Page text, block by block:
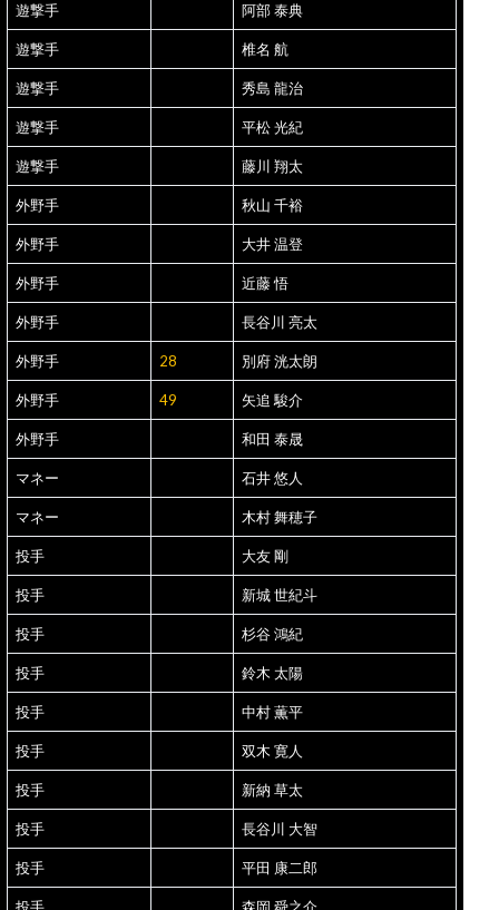
遊撃手 阿部 泰典
遊撃手 椎名 航
遊撃手 秀島 龍治
遊撃手 平松 光紀
遊撃手 藤川 翔太
外野手 秋山 千裕
外野手 大井 温登
外野手 近藤 悟
外野手 長谷川 亮太
外野手 28 別府 洸太朗
外野手 49 矢追 駿介
外野手 和田 泰晟
マネー 石井 悠人
マネー 木村 舞穂子
投手 大友 剛
投手 新城 世紀斗
投手 杉谷 鴻紀
投手 鈴木 太陽
投手 中村 薫平
投手 双木 寛人
投手 新納 草太
投手 長谷川 大智
投手 平田 康二郎